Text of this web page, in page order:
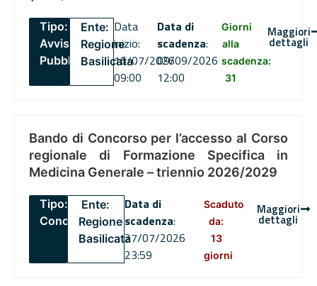
Tipo:
Avviso
Pubblico
Ente:
Regione
Basilicata
Data
inizio:
16/07/2026
09:00
Data di
scadenza:
09/09/2026
12:00
Giorni
alla
scadenza:
31
Maggiori
dettagli
Bando di Concorso per l’accesso al Corso
regionale di Formazione Specifica in
Medicina Generale – triennio 2026/2029
Tipo:
Concorsi
Ente:
Regione
Basilicata
Data di
scadenza:
27/07/2026
23:59
Scaduto
da:
13
giorni
Maggiori
dettagli